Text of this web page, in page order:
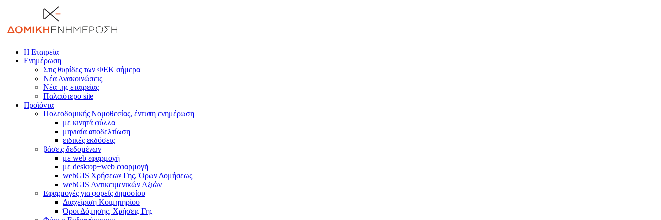
Η Εταιρεία
Ενημέρωση
Στις θυρίδες των ΦΕΚ σήμερα
Νέα Ανακοινώσεις
Νέα της εταιρείας
Παλαιότερο site
Προϊόντα
Πολεοδομικής Νομοθεσίας, έντυπη ενημέρωση
με κινητά φύλλα
μηνιαία αποδελτίωση
ειδικές εκδόσεις
βάσεις δεδομένων
με web εφαρμογή
με desktop+web εφαρμογή
webGIS Χρήσεων Γης, Όρων Δομήσεως
webGIS Αντικειμενικών Αξιών
Εφαρμογές για φορείς δημοσίου
Διαχείριση Κοιμητηρίου
Όροι Δόμησης, Χρήσεις Γης